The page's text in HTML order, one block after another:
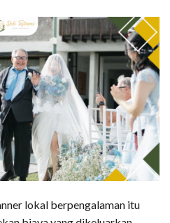
lokal berpengalaman itu